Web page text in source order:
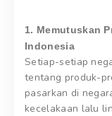
1. Memutuskan
Indonesia
Setiap-setiap
tentang produk-
pasarkan di
kecelakaan lalu